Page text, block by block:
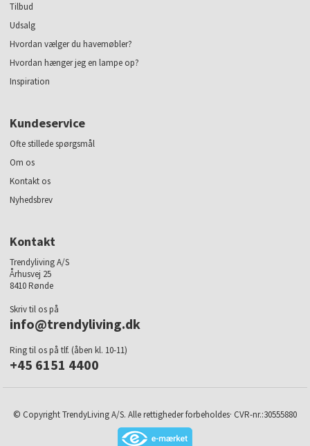
Tilbud
Udsalg
Hvordan vælger du havemøbler?
Hvordan hænger jeg en lampe op?
Inspiration
Kundeservice
Ofte stillede spørgsmål
Om os
Kontakt os
Nyhedsbrev
Kontakt
Trendyliving A/S
Århusvej 25
8410 Rønde
Skriv til os på
info@trendyliving.dk
Ring til os på tlf. (åben kl. 10-11)
+45 6151 4400
© Copyright TrendyLiving A/S. Alle rettigheder forbeholdes· CVR-nr.:30555880